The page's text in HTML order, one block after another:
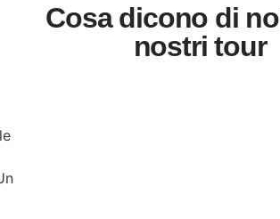
Cosa dicono di
nostri tour